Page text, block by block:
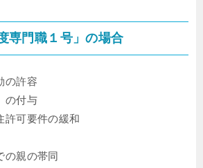
専門職１号」の場合
の許容
の付与
許可要件の緩和
の親の帯同